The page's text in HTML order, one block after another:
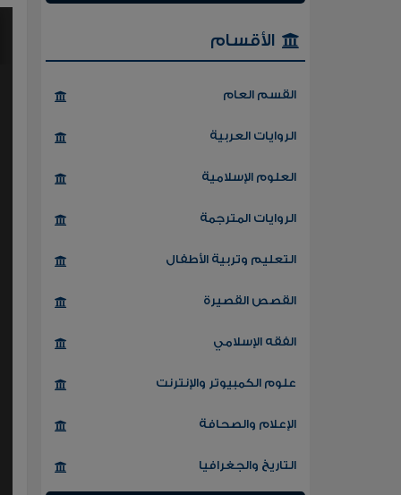
الأقسام
القسم العام
الروايات العربية
العلوم الإسلامية
الروايات المترجمة
التعليم وتربية الأطفال
القصص القصيرة
الفقه الإسلامي
علوم الكمبيوتر والإنترنت
الإعلام والصحافة
التاريخ والجغرافيا